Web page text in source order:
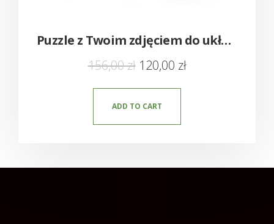
Puzzle z Twoim zdjęciem do układania w ramce – Nowość!
156,00zł 120,00 zł
ADD TO CART